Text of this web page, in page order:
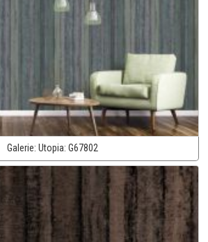
Galerie: Utopia: G67802